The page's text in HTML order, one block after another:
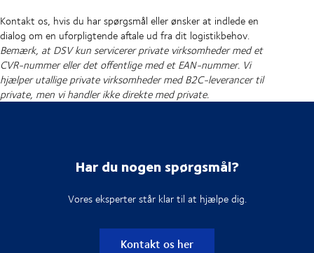
Kontakt os, hvis du har spørgsmål eller ønsker at indlede en
dialog om en uforpligtende aftale ud fra dit logistikbehov.
Bemærk, at DSV kun servicerer private virksomheder med et
CVR-nummer eller det offentlige med et EAN-nummer. Vi
hjælper utallige private virksomheder med B2C-leverancer til
private, men vi handler ikke direkte med private.
Har du nogen spørgsmål?
Vores eksperter står klar til at hjælpe dig.
Kontakt os her